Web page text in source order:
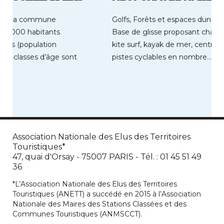
la commune
000 habitants
(population
classes d’âge sont
Golfs, Forêts et espaces
Base de glisse proposant char
kite surf, kayak de mer, centre
pistes cyclables en nombre… […]
Association Nationale des Elus des Territoires
Touristiques*
47, quai d'Orsay - 75007 PARIS - Tél. : 01 45 51 49
36
*L’Association Nationale des Elus des Territoires
Touristiques (ANETT) a succédé en 2015 à l’Association
Nationale des Maires des Stations Classées et des
Communes Touristiques (ANMSCCT).